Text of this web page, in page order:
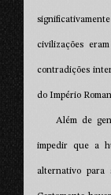
civilizações
contradições
do Império
Além de
impedir que a
alternativo para